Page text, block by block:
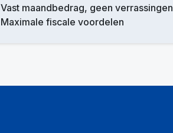
Vast maandbedrag, geen verrassingen
Maximale fiscale voordelen